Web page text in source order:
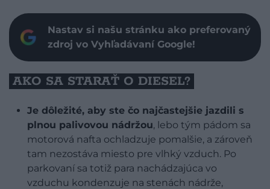
Nastav si našu stránku ako preferovaný
zdroj vo Vyhľadávaní Google!
AKO SA STARAŤ O DIESEL?
Je dôležité, aby ste čo najčastejšie jazdili s
plnou palivovou nádržou, lebo tým pádom sa
motorová nafta ochladzuje pomalšie, a zároveň
tam nezostáva miesto pre vlhký vzduch. Po
parkovaní sa totiž para nachádzajúca vo
vzduchu kondenzuje na stenách nádrže,